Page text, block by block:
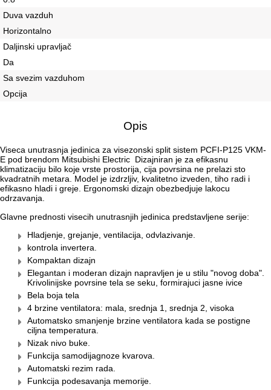
Duva vazduh
Horizontalno
Daljinski upravljač
Da
Sa svezim vazduhom
Opcija
Opis
Viseca unutrasnja jedinica za visezonski split sistem PCFI-P125 VKM-
E pod brendom Mitsubishi Electric Dizajniran je za efikasnu
klimatizaciju bilo koje vrste prostorija, cija povrsina ne prelazi sto
kvadratnih metara. Model je izdrzljiv, kvalitetno izveden, tiho radi i
efikasno hladi i greje. Ergonomski dizajn obezbedjuje lakocu
odrzavanja.
Glavne prednosti visecih unutrasnjih jedinica predstavljene serije:
Hladjenje, grejanje, ventilacija, odvlazivanje.
kontrola invertera.
Kompaktan dizajn
Elegantan i moderan dizajn napravljen je u stilu "novog doba".
Krivolinijske povrsine tela se seku, formirajuci jasne ivice
Bela boja tela
4 brzine ventilatora: mala, srednja 1, srednja 2, visoka
Automatsko smanjenje brzine ventilatora kada se postigne
ciljna temperatura.
Nizak nivo buke.
Funkcija samodijagnoze kvarova.
Automatski rezim rada.
Funkcija podesavanja memorije.